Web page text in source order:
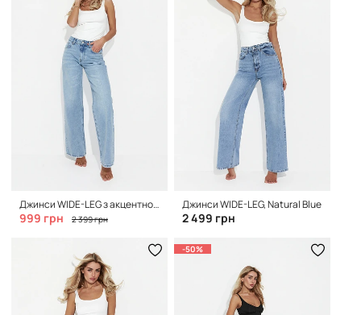
Джинси WIDE-LEG з акцентною кишенею, Blue
999 грн 2 399 грн
Джинси WIDE-LEG, Natural Blue
2 499 грн
-50%